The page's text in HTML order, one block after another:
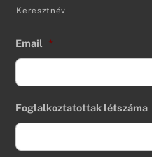
Keresztnév
Email *
Foglalkoztatottak létszáma